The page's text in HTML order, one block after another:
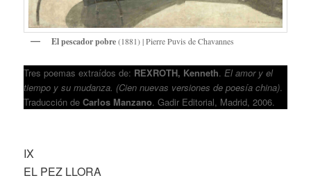
El pescador pobre(1881) | Pierre Puvis de Chavannes
Tres poemas extraídos de: REXROTH, Kenneth. El amor y el
tiempo y su mudanza. (Cien nuevas versiones de poesía china).
Traducción deCarlos Manzano. Gadir Editorial, Madrid, 2006.
IX
EL PEZ LLORA